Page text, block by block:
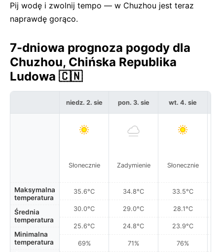
Pij wodę i zwolnij tempo — w Chuzhou jest teraz
naprawdę gorąco.
7-dniowa prognoza pogody dla
Chuzhou, Chińska Republika
Ludowa 🇨🇳
Maksymalna
temperatura
Średnia
temperatura
Minimalna
temperatura
niedz. 2. sie
Słonecznie
35.6°C
30.0°C
25.6°C
69%
pon. 3. sie
Zadymienie
34.8°C
29.0°C
24.8°C
71%
wt. 4. sie
Słonecznie
33.5°C
28.1°C
23.9°C
76%